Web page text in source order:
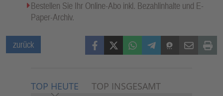
Bestellen Sie Ihr Online-Abo inkl. Bezahlinhalte und E-
Paper-Archiv.
zurück FacebookX (Twitter)WhatsAppTelegramThreemaMail Print
TOP HEUTE TOP INSGESAMT